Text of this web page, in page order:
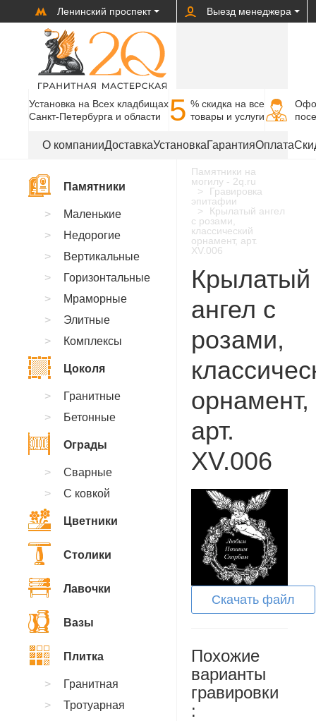
Ленинский проспект Выезд менеджера
Установка на Всех кладбищах
Санкт-Петербурга и области
5 % cкидка на все
товары и услуги
О компанииДоставкаУстановкаГарантияОплата
Памятники на
могилу - 2q.ru
Гравировка
эпитафии
Крылатый ангел
с розами,
классический
орнамент, арт.
XV.006
Крылатый
ангел с
розами,
орнамент,
арт.
XV.006
Скачать файл
Похожие
варианты
гравировки
:
Памятники
Маленькие
Недорогие
Вертикальные
Горизонтальные
Мраморные
Элитные
Комплексы
Цоколя
Гранитные
Бетонные
Ограды
Сварные
С ковкой
Цветники
Столики
Лавочки
Вазы
Плитка
Гранитная
Тротуарная